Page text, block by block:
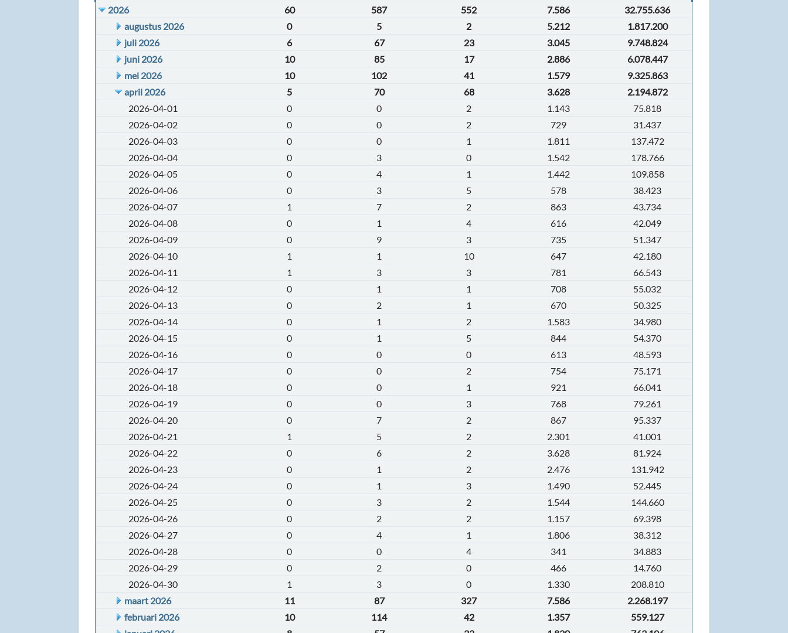
2026
60 587 552 7.586
32.755.636
augustus 2026
0 5 2 5.212
1.817.200
juli 2026
6 67 23 3.045
9.748.824
juni 2026
10 85 17 2.886
6.078.447
mei 2026
10 102 41 1.579
9.325.863
april 2026
5 70 68 3.628
2.194.872
2026-04-01
0 0 2 1.143
75.818
2026-04-02
0 0 2 729
31.437
2026-04-03
0 0 1 1.811
137.472
2026-04-04
0 3 0 1.542
178.766
2026-04-05
0 4 1 1.442
109.858
2026-04-06
0 3 5 578
38.423
2026-04-07
1 7 2 863
43.734
2026-04-08
0 1 4 616
42.049
2026-04-09
0 9 3 735
51.347
2026-04-10
1 1 10 647
42.180
2026-04-11
1 3 3 781
66.543
2026-04-12
0 1 1 708
55.032
2026-04-13
0 2 1 670
50.325
2026-04-14
0 1 2 1.583
34.980
2026-04-15
0 1 5 844
54.370
2026-04-16
0 0 0 613
48.593
2026-04-17
0 0 2 754
75.171
2026-04-18
0 0 1 921
66.041
2026-04-19
0 0 3 768
79.261
2026-04-20
0 7 2 867
95.337
2026-04-21
1 5 2 2.301
41.001
2026-04-22
0 6 2 3.628
81.924
2026-04-23
0 1 2 2.476
131.942
2026-04-24
0 1 3 1.490
52.445
2026-04-25
0 3 2 1.544
144.660
2026-04-26
0 2 2 1.157
69.398
2026-04-27
0 4 1 1.806
38.312
2026-04-28
0 0 4 341
34.883
2026-04-29
0 2 0 466
14.760
2026-04-30
1 3 0 1.330
208.810
maart 2026
11 87 327 7.586
2.268.197
februari 2026
10 114 42 1.357
559.127